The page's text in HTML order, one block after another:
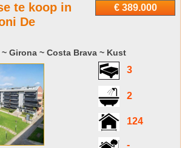
€ 389.000
te koop in
De
Girona ~ Costa Brava ~ Kust
3
2
124
-